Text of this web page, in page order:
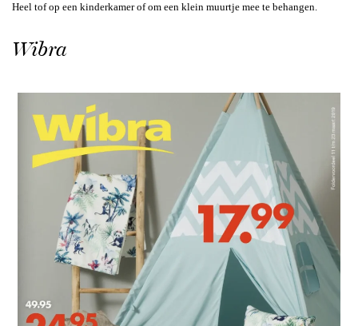
Heel tof op een kinderkamer of om een klein muurtje mee te behangen.
Wibra